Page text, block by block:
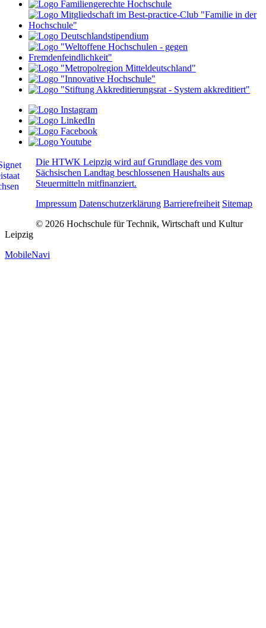
Die HTWK Leipzig wird auf Grundlage des vom
Sächsischen Landtag beschlossenen Haushalts aus
Steuermitteln mitfinanziert.
Impressum Datenschutzerklärung Barrierefreiheit Sitemap
© 2026 Hochschule für Technik, Wirtschaft und Kultur
Leipzig
MobileNavi